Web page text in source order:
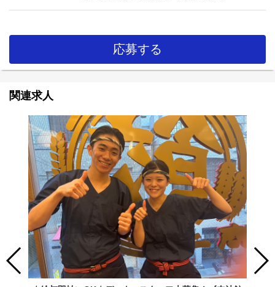
応募する
関連求人